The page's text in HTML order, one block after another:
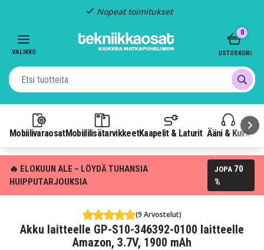
Nopeat toimitukset
VALIKKO
MobiilivaraosatMobiililisätarvikkeetKaapelit & Laturit Ääni & Kuva
0
OSTOSKORI
🔥 ELOKUUN ALE – LÖYDÄ TUHANSIA
HUIPPUTARJOUKSIA
JOPA 70
%
(9 Arvostelut)
Akku laitteelle GP-S10-346392-0100 laitteelle
Amazon, 3.7V, 1900 mAh